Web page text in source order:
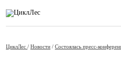
ЦиклЛес / Новости / Cостоялась пресс-